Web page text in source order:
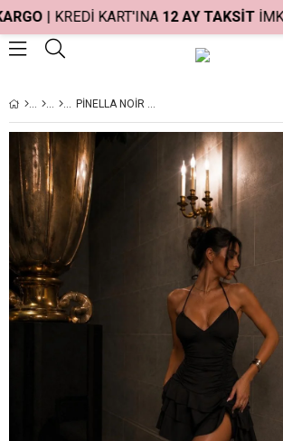
PINELLA NOIR BELLE FIRFIRLI ELBISE - SIYAH
| KREDİ KART'INA12 AY TAKSİT